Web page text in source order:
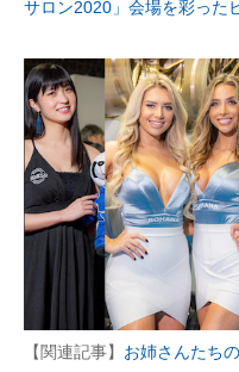
サロン2020」会場を彩った
【関連記事】 お姉さんたち